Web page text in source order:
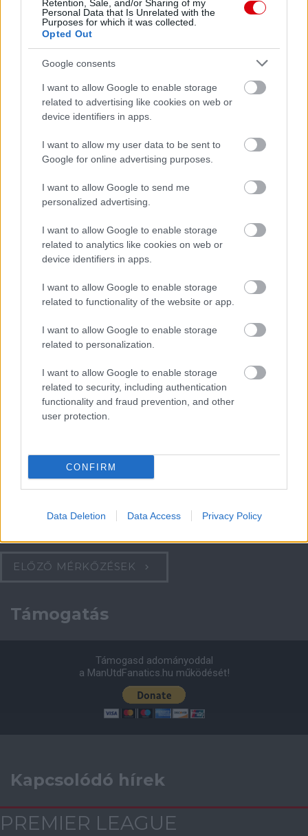
Retention, Sale, and/or Sharing of my
Personal Data that Is Unrelated with the
Purposes for which it was collected.
Opted Out
Google consents
I want to allow Google to enable storage
related to advertising like cookies on web or
device identifiers in apps.
I want to allow my user data to be sent to
Google for online advertising purposes.
I want to allow Google to send me
personalized advertising.
I want to allow Google to enable storage
related to analytics like cookies on web or
device identifiers in apps.
I want to allow Google to enable storage
related to functionality of the website or app.
I want to allow Google to enable storage
related to personalization.
I want to allow Google to enable storage
related to security, including authentication
functionality and fraud prevention, and other
user protection.
CONFIRM
Data Deletion Data Access Privacy Policy
Meccs Center
Manchester United
Felkészülési szezon 4. mérkőzés
Nya Ullevi, Göteborg
0 nap 7 óra 48 perc 43 másodperc
ELŐZŐ MÉRKŐZÉSEK
Támogatás
Támogasd adományoddal
a ManUtdFanatics.hu működését!
Kapcsolódó hírek
PREMIER LEAGUE